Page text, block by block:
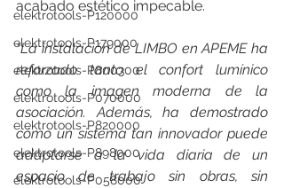
elektrotools-P120000
elektrotools-P179000
elektrotools-P800300
elektrotools-P070000
elektrotools-P820000
elektrotools-P898000
elektrotools-P058000
acabado estético impecable.
“La instalación de LIMBO en APEME ha
reforzado tanto el confort lumínico
como la imagen moderna de la
asociación. Además, ha demostrado
cómo un sistema tan innovador puede
adaptarse a la vida diaria de un
espacio de trabajo sin obras, sin